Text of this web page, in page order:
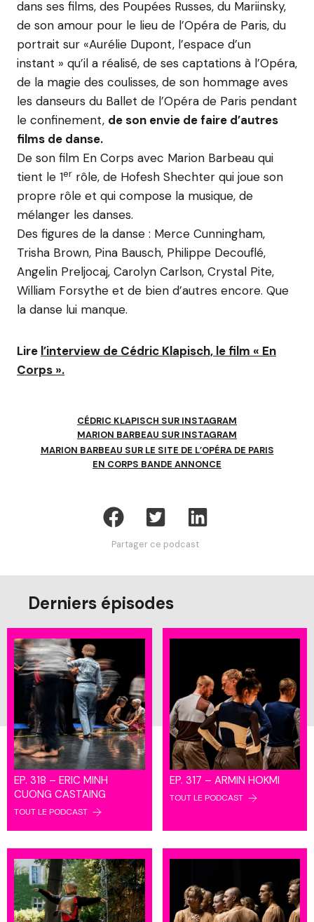
dans ses films, des Poupées Russes, du Mariinsky,
de son amour pour le lieu de l’Opéra de Paris, du
portrait sur «Aurélie Dupont, l’espace d’un
instant » qu’il a réalisé, de ses captations à l’Opéra,
de la magie des coulisses, de son hommage aves
les danseurs du Ballet de l’Opéra de Paris pendant
le confinement, de son envie de faire d’autres
films de danse.
De son film En Corps avec Marion Barbeau qui
tient le 1er rôle, de Hofesh Shechter qui joue son
propre rôle et qui compose la musique, de
mélanger les danses.
Des figures de la danse : Merce Cunningham,
Trisha Brown, Pina Bausch, Philippe Decouflé,
Angelin Preljocaj, Carolyn Carlson, Crystal Pite,
William Forsythe et de bien d’autres encore. Que
la danse lui manque.
Lire l’interview de Cédric Klapisch, le film « En
Corps ».
CÉDRIC KLAPISCH SUR INSTAGRAM
MARION BARBEAU SUR INSTAGRAM
MARION BARBEAU SUR LE SITE DE L’OPÉRA DE PARIS
EN CORPS BANDE ANNONCE
Partager ce podcast
Derniers épisodes
EP. 318 – ERIC MINH
CUONG CASTAING
TOUT LE PODCAST
EP. 317 – ARMIN HOKMI
TOUT LE PODCAST